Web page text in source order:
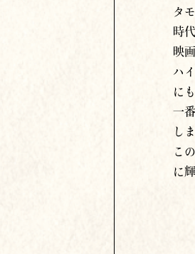
タ
時
映
ハ
に
一
し
こ
に